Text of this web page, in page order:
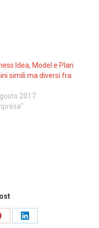
Idea, Model e Plan
simili ma diversi fra
2017
Share